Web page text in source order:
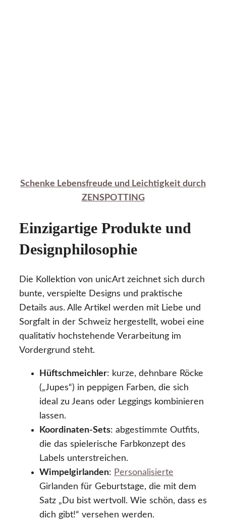
Schenke Lebensfreude und Leichtigkeit durch
ZENSPOTTING
Einzigartige Produkte und
Designphilosophie
Die Kollektion von unicArt zeichnet sich durch
bunte, verspielte Designs und praktische
Details aus. Alle Artikel werden mit Liebe und
Sorgfalt in der Schweiz hergestellt, wobei eine
qualitativ hochstehende Verarbeitung im
Vordergrund steht.
Hüftschmeichler: kurze, dehnbare Röcke
(„Jupes“) in peppigen Farben, die sich
ideal zu Jeans oder Leggings kombinieren
lassen.
Koordinaten-Sets: abgestimmte Outfits,
die das spielerische Farbkonzept des
Labels unterstreichen.
Wimpelgirlanden: Personalisierte
Girlanden für Geburtstage, die mit dem
Satz „Du bist wertvoll. Wie schön, dass es
dich gibt!“ versehen werden.